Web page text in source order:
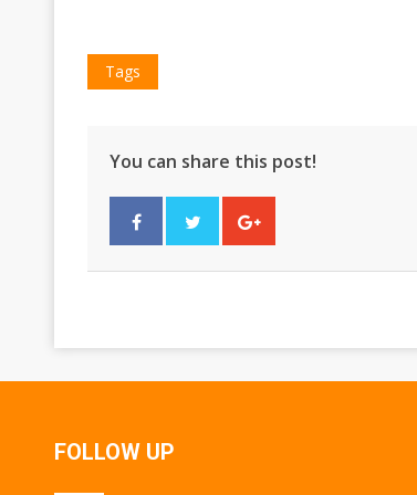
Tags
You can share this post!
FOLLOW UP